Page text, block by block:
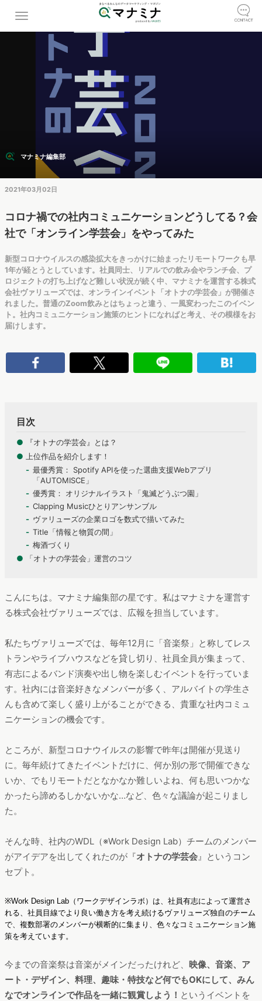
マナミナ編集部
2021年03月02日
コロナ禍での社内コミュニケーションどうしてる？会
社で「オンライン学芸会」をやってみた
新型コロナウイルスの感染拡大をきっかけに始まったリモートワークも早
1年が経とうとしています。社員同士、リアルでの飲み会やランチ会、プ
ロジェクトの打ち上げなど難しい状況が続く中、マナミナを運営する株式
会社ヴァリューズでは、オンラインイベント「オトナの学芸会」が開催さ
れました。普通のZoom飲みとはちょっと違う、一風変わったこのイベン
ト。社内コミュニケーション施策のヒントになればと考え、その模様をお
届けします。
目次
● 『オトナの学芸会』とは？
● 上位作品を紹介します！
最優秀賞： Spotify APIを使った選曲支援Webアプリ
「AUTOMISCE」
優秀賞： オリジナルイラスト「鬼滅どうぶつ園」
Clapping Musicひとりアンサンブル
ヴァリューズの企業ロゴを数式で描いてみた
Title「情報と物質の間」
梅酒づくり
● 「オトナの学芸会」運営のコツ
こんにちは。マナミナ編集部の星です。私はマナミナを運営す
る株式会社ヴァリューズでは、広報を担当しています。
私たちヴァリューズでは、毎年12月に「音楽祭」と称してレス
トランやライブハウスなどを貸し切り、社員全員が集まって、
有志によるバンド演奏や出し物を楽しむイベントを行っていま
す。社内には音楽好きなメンバーが多く、アルバイトの学生さ
んも含めて楽しく盛り上がることができる、貴重な社内コミュ
ニケーションの機会です。
ところが、新型コロナウイルスの影響で昨年は開催が見送り
に。毎年続けてきたイベントだけに、何か別の形で開催できな
いか、でもリモートだとなかなか難しいよね、何も思いつかな
かったら諦めるしかないかな…など、色々な議論が起こりまし
た。
そんな時、社内のWDL（※Work Design Lab）チームのメンバー
がアイデアを出してくれたのが『オトナの学芸会』というコン
セプト。
※Work Design Lab（ワークデザインラボ）は、社員有志によって運営さ
れる、社員目線でより良い働き方を考え続けるヴァリューズ独自のチーム
で、複数部署のメンバーが横断的に集まり、色々なコミュニケーション施
策を考えています。
今までの音楽祭は音楽がメインだったけれど、 映像、音楽、ア
ート・デザイン、料理、趣味・特技など何でもOKにして、みん
なでオンラインで作品を一緒に観賞しよう！ というイベントを